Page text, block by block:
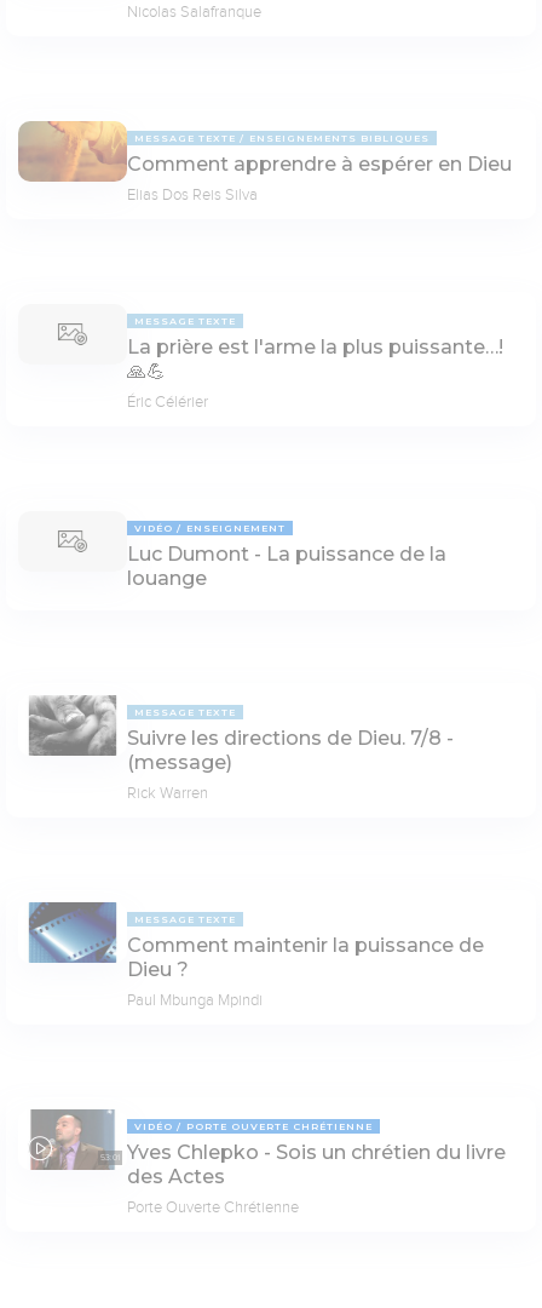
Nicolas Salafranque
MESSAGE TEXTE ENSEIGNEMENTS BIBLIQUES
Comment apprendre à espérer en Dieu
Elias Dos Reis Silva
MESSAGE TEXTE
La prière est l'arme la plus puissante…!
🙏💪
Éric Célérier
VIDÉO ENSEIGNEMENT
Luc Dumont - La puissance de la
louange
MESSAGE TEXTE
Suivre les directions de Dieu. 7/8 -
(message)
Rick Warren
MESSAGE TEXTE
Comment maintenir la puissance de
Dieu ?
Paul Mbunga Mpindi
53:01
VIDÉO PORTE OUVERTE CHRÉTIENNE
Yves Chlepko - Sois un chrétien du livre
des Actes
Porte Ouverte Chrétienne